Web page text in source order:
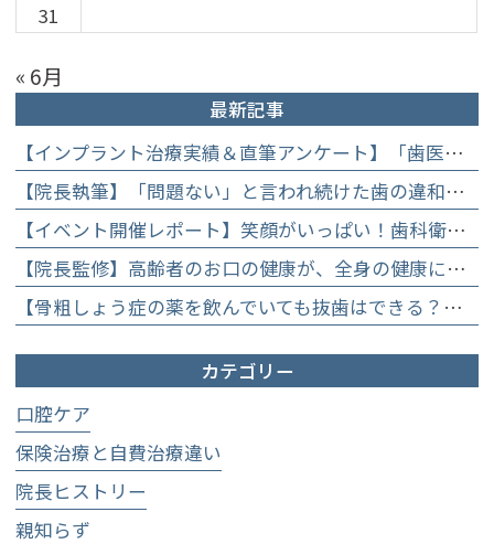
31
« 6月
最新記事
【インプラント治療実績＆直筆アンケート】「歯医者が怖かった」トラウマを乗り越えて。70歳・介護士女性が手に入れた「晴れ晴れとした笑顔」と人生を支える噛み合わせ】
【院長執筆】「問題ない」と言われ続けた歯の違和感……60代女性が「80歳で20本の自前の歯」を守るために選んだ精密総合治療の全貌
【イベント開催レポート】笑顔がいっぱい！歯科衛生士×管理栄養士がお届けする「親子で楽しむむし歯になりにくいお菓子作り体験」】
【院長監修】高齢者のお口の健康が、全身の健康につながる理由。生涯おいしく食べるための「口内環境検査」とオーダーメイド予防】
【骨粗しょう症の薬を飲んでいても抜歯はできる？】顎骨壊死を防ぐために大切な口腔管理について
カテゴリー
口腔ケア
保険治療と自費治療違い
院長ヒストリー
親知らず